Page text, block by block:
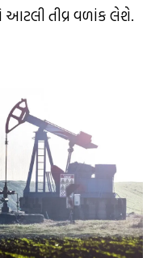
આટલી તીવ્ર વળાંક લેશે.